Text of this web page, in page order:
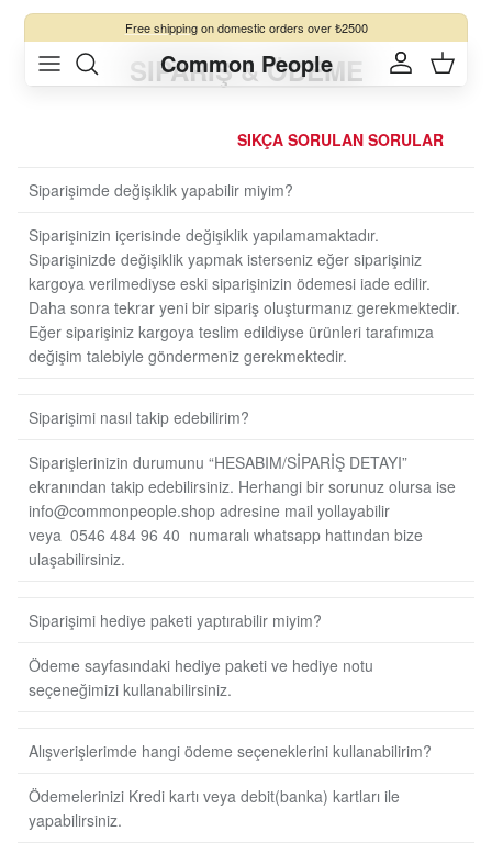
Skip to content
Free shippingon domestic orders over ₺2500
Common People Account Cart
SIPARIŞ & ÖDEME
SIKÇA SORULAN SORULAR
Siparişimde değişiklik yapabilir miyim?
Siparişinizin içerisinde değişiklik yapılamamaktadır.
Siparişinizde değişiklik yapmak isterseniz eğer siparişiniz
kargoya verilmediyse eski siparişinizin ödemesi iade edilir.
Daha sonra tekrar yeni bir sipariş oluşturmanız gerekmektedir.
Eğer siparişiniz kargoya teslim edildiyse ürünleri tarafımıza
değişim talebiyle göndermeniz gerekmektedir.
Siparişimi nasıl takip edebilirim?
Siparişlerinizin durumunu “HESABIM/SİPARİŞ DETAYI”
ekranından takip edebilirsiniz. Herhangi bir sorunuz olursa ise
info@commonpeople.shop adresine mail yollayabilir
veya 0546 484 96 40 numaralı whatsapp hattından bize
ulaşabilirsiniz.
Siparişimi hediye paketi yaptırabilir miyim?
Ödeme sayfasındaki hediye paketi ve hediye notu
seçeneğimizi kullanabilirsiniz.
Alışverişlerimde hangi ödeme seçeneklerini kullanabilirim?
Ödemelerinizi Kredi kartı veya debit(banka) kartları ile
yapabilirsiniz.